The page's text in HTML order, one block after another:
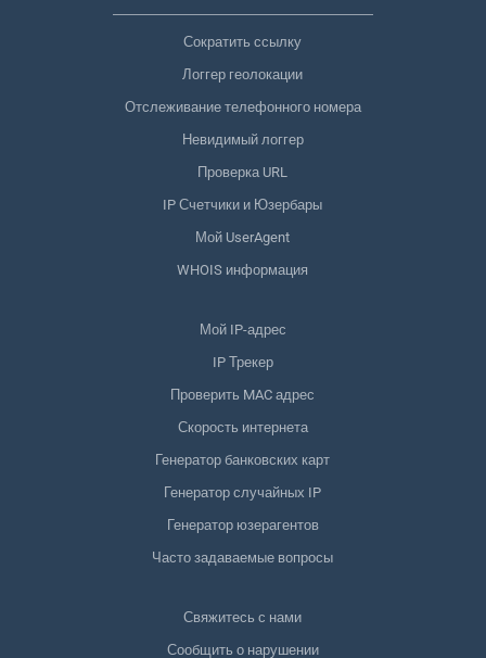
Сократить ссылку
Логгер геолокации
Отслеживание телефонного номера
Невидимый логгер
Проверка URL
IP Счетчики и Юзербары
Мой UserAgent
WHOIS информация
Мой IP-адрес
IP Трекер
Проверить MAC адрес
Скорость интернета
Генератор банковских карт
Генератор случайных IP
Генератор юзерагентов
Часто задаваемые вопросы
Свяжитесь с нами
Сообщить о нарушении